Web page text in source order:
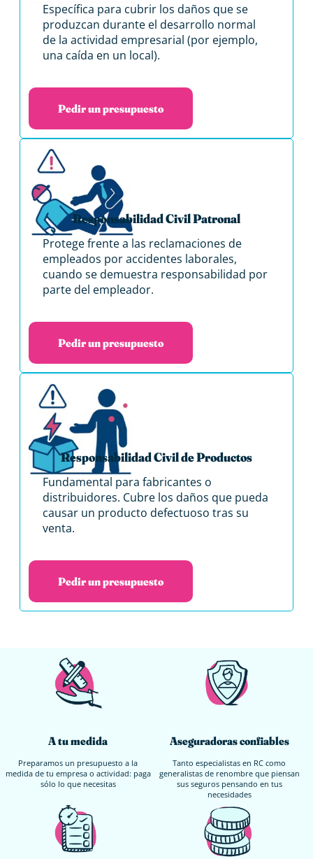
Específica para cubrir los daños que se
produzcan durante el desarrollo normal
de la actividad empresarial (por ejemplo,
una caída en un local).
Pedir un presupuesto
Responsabilidad Civil Patronal
Protege frente a las reclamaciones de
empleados por accidentes laborales,
cuando se demuestra responsabilidad por
parte del empleador.
Pedir un presupuesto
Responsabilidad Civil de Productos
Fundamental para fabricantes o
distribuidores. Cubre los daños que pueda
causar un producto defectuoso tras su
venta.
Pedir un presupuesto
A tu medida
Preparamos un presupuesto a la
medida de tu empresa o actividad: paga
sólo lo que necesitas
Aseguradoras confiables
Tanto especialistas en RC como
generalistas de renombre que piensan
sus seguros pensando en tus
necesidades